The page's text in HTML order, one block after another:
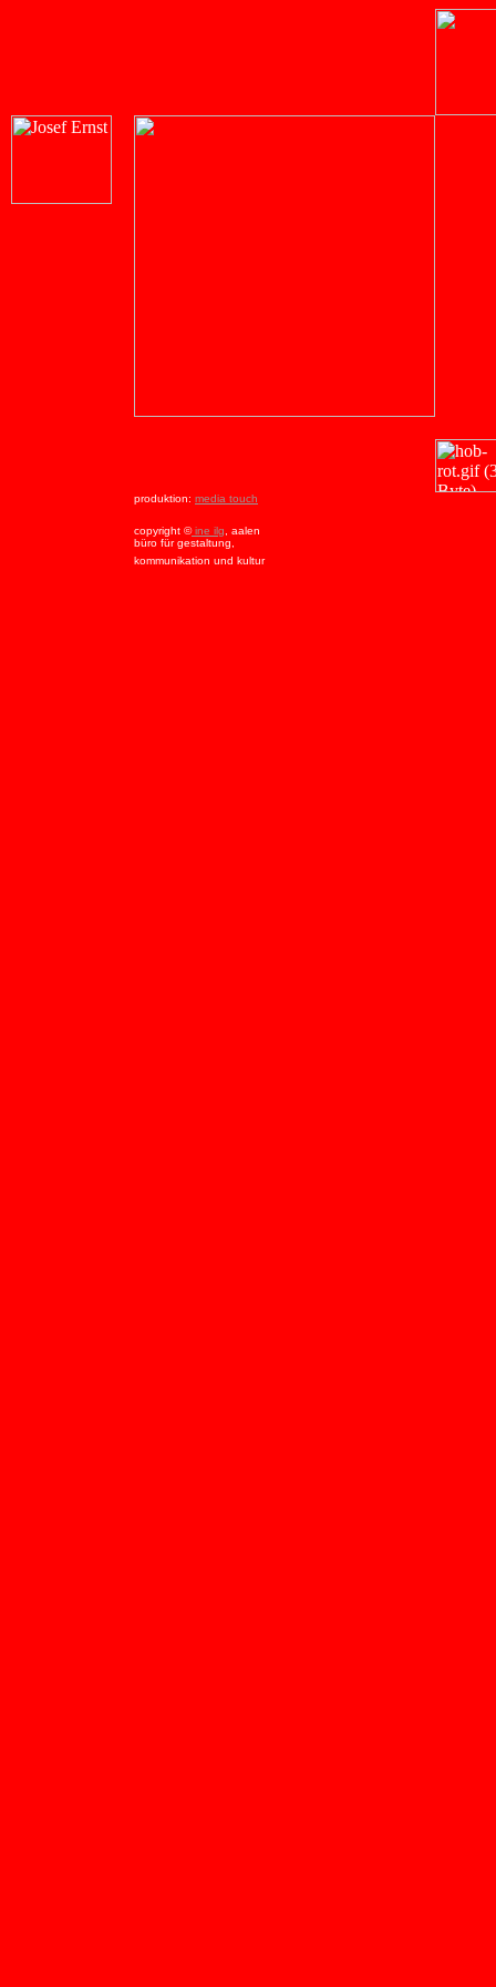
produktion: media touch
copyright ©ine ilg , aalen
büro für gestaltung,
kommunikation und kultur